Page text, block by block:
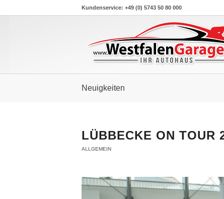
Kundenservice: +49 (0) 5743 50 80 000
Neuigkeiten
LÜBBECKE ON TOUR
ALLGEMEIN